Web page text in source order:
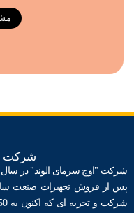
شرکت
پس از فروش تجهیزات صنعت